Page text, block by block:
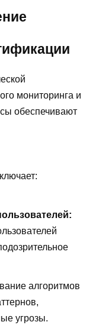
мониторинга и
обеспечивают
алгоритмов
угрозы.